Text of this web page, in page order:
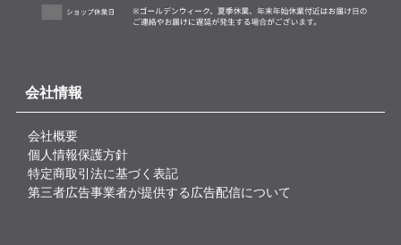
会社情報
会社概要
個人情報保護方針
特定商取引法に基づく表記
第三者広告事業者が提供する広告配信について